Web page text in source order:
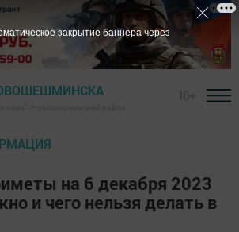
на 6 декабря 2023
и чего нельзя делать в
закрытие баннера через